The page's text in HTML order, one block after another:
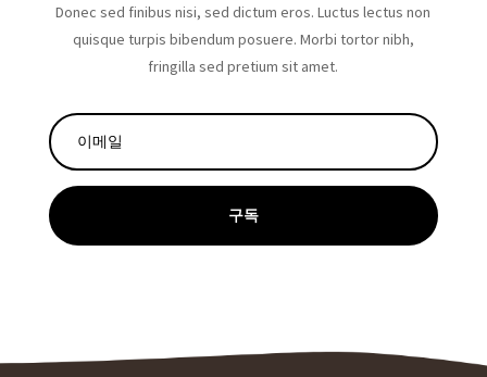
Donec sed finibus nisi, sed dictum eros. Luctus lectus non
quisque turpis bibendum posuere. Morbi tortor nibh,
fringilla sed pretium sit amet.
구독